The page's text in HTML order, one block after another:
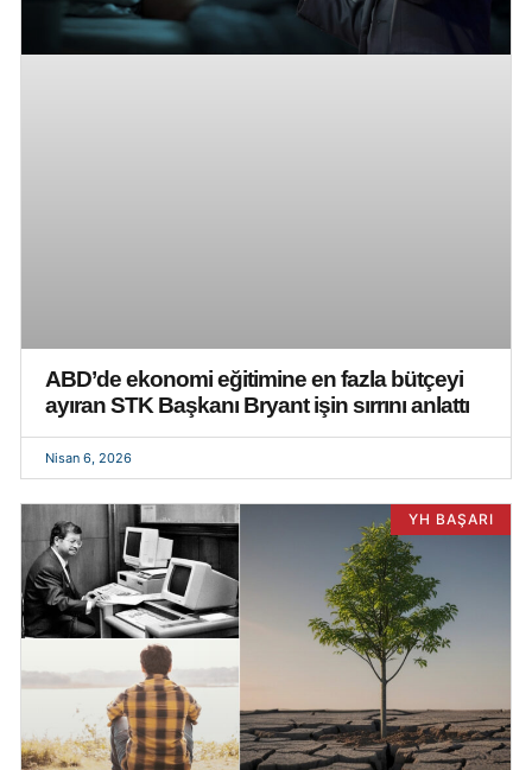
ABD’de ekonomi eğitimine en fazla bütçeyi
ayıran STK Başkanı Bryant işin sırrını anlattı
Nisan 6, 2026
YH BAŞARI